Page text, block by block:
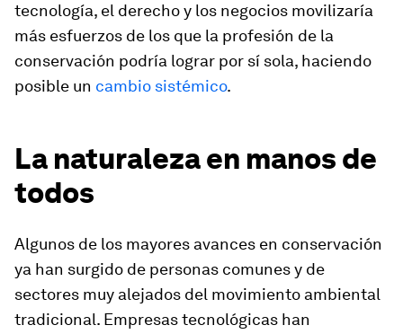
tecnología, el derecho y los negocios movilizaría
más esfuerzos de los que la profesión de la
conservación podría lograr por sí sola, haciendo
posible un cambio sistémico.
La naturaleza en manos de
todos
Algunos de los mayores avances en conservación
ya han surgido de personas comunes y de
sectores muy alejados del movimiento ambiental
tradicional. Empresas tecnológicas han